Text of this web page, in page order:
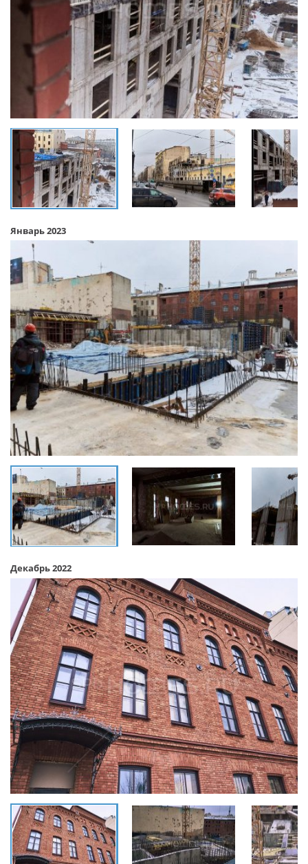
Январь 2023
Декабрь 2022